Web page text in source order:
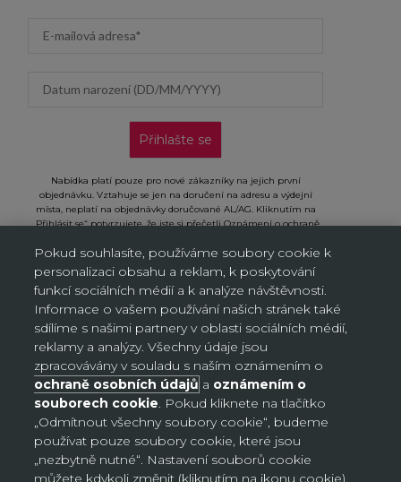
Přihlašte se
Nabídka platí pouze pro nové zákazníky na jejich první
objednávku. Vztahuje se jen na doručení na adresu a výdejní
místa, neplatí na objednávky doručované AL/AG. Kliknutím na
„Přihlásit se“ potvrzujete, že jste si přečetli Oznámení o ochraně
Nastavení souborů cookie
Česko (CZK Kč)
Země
Bosna a Hercegovina (BAM КМ)
Česko (CZK Kč)
Pokud souhlasíte, používáme soubory cookie k
personalizaci obsahu a reklam, k poskytování
funkcí sociálních médií a k analýze návštěvnosti.
Informace o vašem používání našich stránek také
sdílíme s našimi partnery v oblasti sociálních médií,
reklamy a analýzy. Všechny údaje jsou
zpracovávány v souladu s naším oznámením o
ochraně osobních údajů a oznámením o
souborech cookie. Pokud kliknete na tlačítko
„Odmítnout všechny soubory cookie“, budeme
používat pouze soubory cookie, které jsou
„nezbytně nutné“. Nastavení souborů cookie
můžete kdykoli změnit (kliknutím na ikonu cookie)